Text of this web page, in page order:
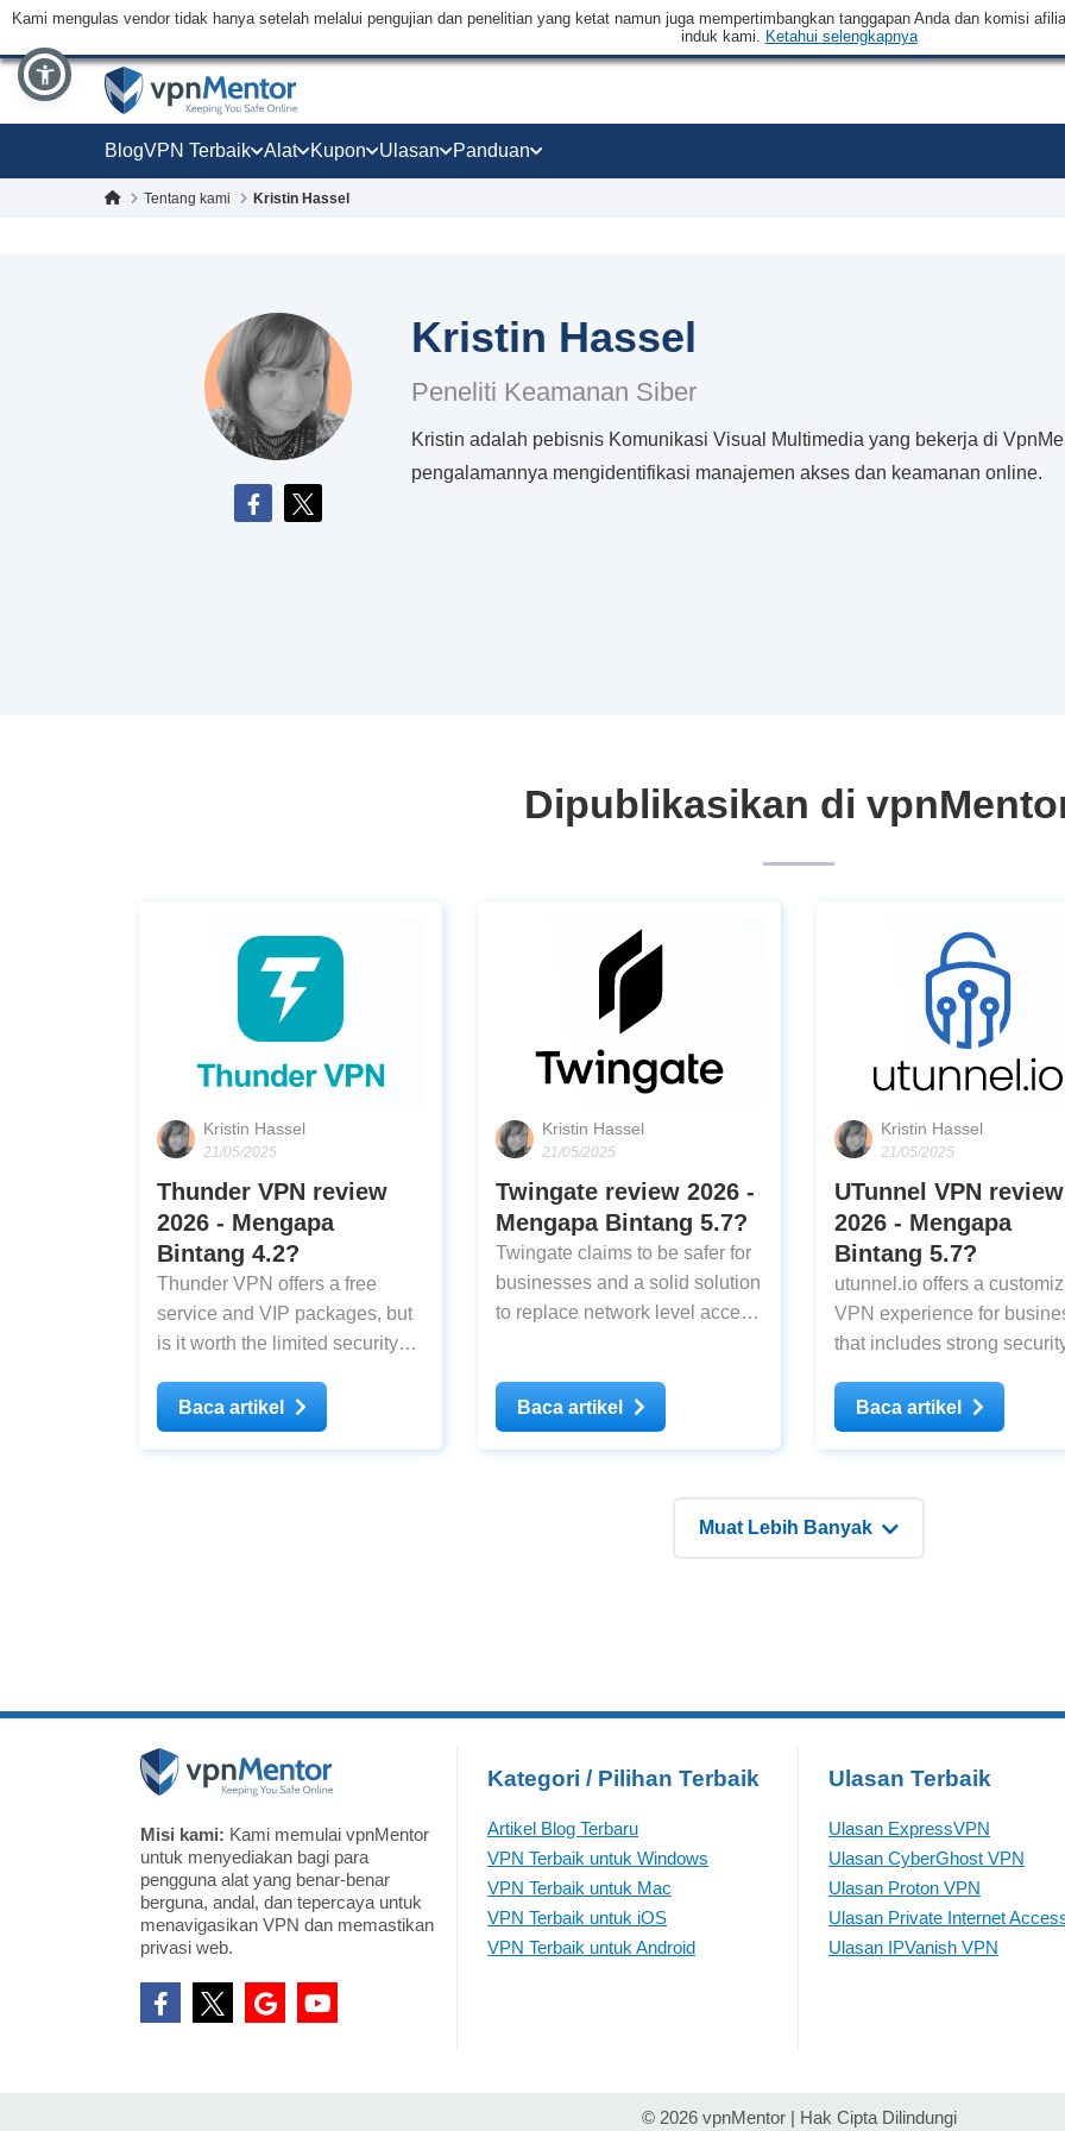
Kami mengulas vendor tidak hanya setelah melalui pengujian dan penelitian yang ketat namun juga mempertimbangkan tanggapan Anda dan komisi
induk kami. Ketahui selengkapnya
BlogVPN Terbaik Alat Kupon Ulasan Panduan
Tentang kami Kristin Hassel
Kristin Hassel
Peneliti Keamanan Siber
Kristin adalah pebisnis Komunikasi Visual Multimedia yang bekerja di
pengalamannya mengidentifikasi manajemen akses dan keamanan online.
Dipublikasikan di
Kristin Hassel
21/05/2025
Thunder VPN review
2026 - Mengapa
Bintang 4.2?
Thunder VPN offers a free
service and VIP packages, but
is it worth the limited security
our in depth review to find out.
Baca artikel
Kristin Hassel
21/05/2025
Twingate review 2026 -
Mengapa Bintang 5.7?
Twingate claims to be safer for
businesses and a solid solution
to replace network level access
find out.
Baca artikel
Kristin Hassel
21/05/2025
UTunnel VPN review
2026 - Mengapa
Bintang 5.7?
utunnel.io offers a
VPN experience for
that includes strong
personal use
Baca artikel
Muat Lebih Banyak
Misi kami: Kami memulai vpnMentor
untuk menyediakan bagi para
pengguna alat yang benar-benar
berguna, andal, dan tepercaya untuk
menavigasikan VPN dan memastikan
privasi web.
Kategori / Pilihan Terbaik
Artikel Blog Terbaru
VPN Terbaik untuk Windows
VPN Terbaik untuk Mac
VPN Terbaik untuk iOS
VPN Terbaik untuk Android
Ulasan Terbaik
Ulasan ExpressVPN
Ulasan CyberGhost VPN
Ulasan Proton VPN
Ulasan Private Internet
Ulasan IPVanish VPN
© 2026 vpnMentor | Hak Cipta Dilindungi